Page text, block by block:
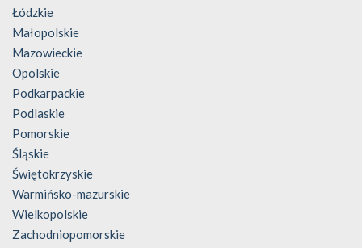
Łódzkie
Małopolskie
Mazowieckie
Opolskie
Podkarpackie
Podlaskie
Pomorskie
Śląskie
Świętokrzyskie
Warmińsko-mazurskie
Wielkopolskie
Zachodniopomorskie